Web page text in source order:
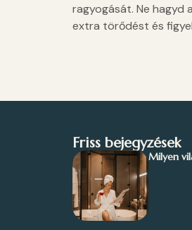
ragyogását. Ne hagyd
extra törődést és
Friss bejegyzések
Milyen